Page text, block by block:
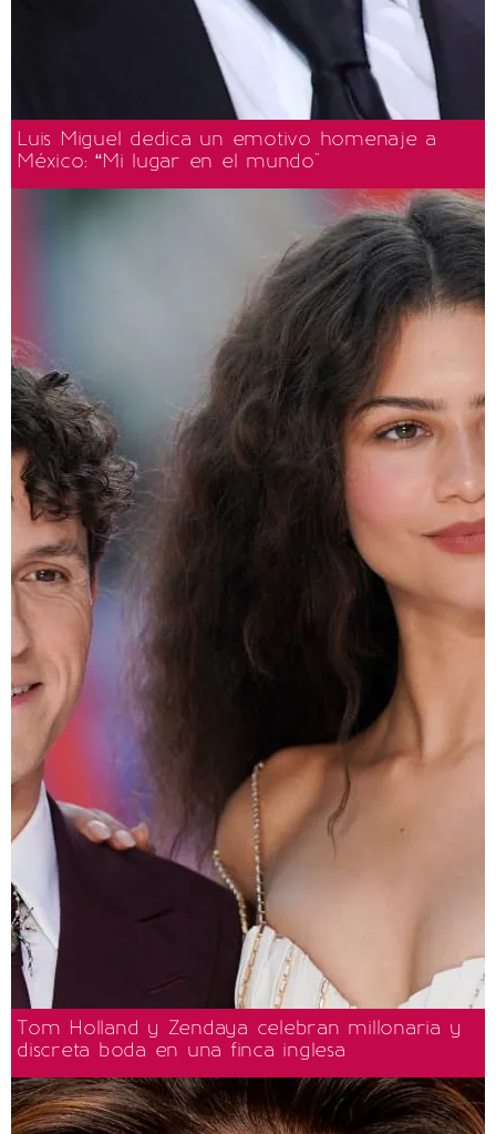
Luis Miguel dedica un emotivo homenaje a
México: “Mi lugar en el mundo"
Tom Holland y Zendaya celebran millonaria y
discreta boda en una finca inglesa